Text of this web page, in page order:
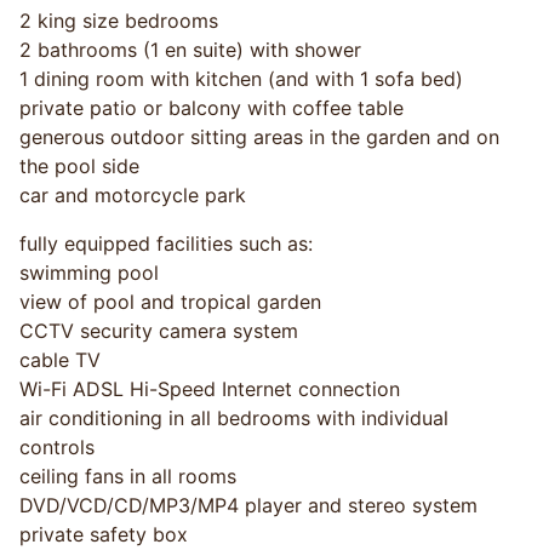
2 king size bedrooms
2 bathrooms (1 en suite) with shower
1 dining room with kitchen (and with 1 sofa bed)
private patio or balcony with coffee table
generous outdoor sitting areas in the garden and on
the pool side
car and motorcycle park
fully equipped facilities such as:
swimming pool
view of pool and tropical garden
CCTV security camera system
cable TV
Wi-Fi ADSL Hi-Speed Internet connection
air conditioning in all bedrooms with individual
controls
ceiling fans in all rooms
DVD/VCD/CD/MP3/MP4 player and stereo system
private safety box